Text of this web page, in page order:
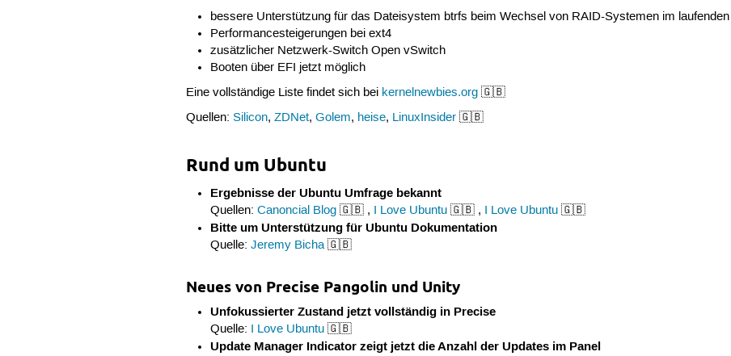
bessere Unterstützung für das Dateisystem btrfs beim Wechsel von RAID-Systemen im
Performancesteigerungen bei ext4
zusätzlicher Netzwerk-Switch Open vSwitch
Booten über EFI jetzt möglich
Eine vollständige Liste findet sich bei kernelnewbies.org 🇬🇧
Quellen:Silicon,ZDNet,Golem, heise, LinuxInsider 🇬🇧
Rund um Ubuntu
Ergebnisse der Ubuntu Umfrage bekannt
Quellen: Canoncial Blog🇬🇧 , I Love Ubuntu🇬🇧 , I Love Ubuntu🇬🇧
Bitte um Unterstützung für Ubuntu Dokumentation
Quelle: Jeremy Bicha🇬🇧
Neues von Precise Pangolin und Unity
Unfokussierter Zustand jetzt vollständig in Precise
Quelle: I Love Ubuntu🇬🇧
Update Manager Indicator zeigt jetzt die Anzahl der Updates im Panel